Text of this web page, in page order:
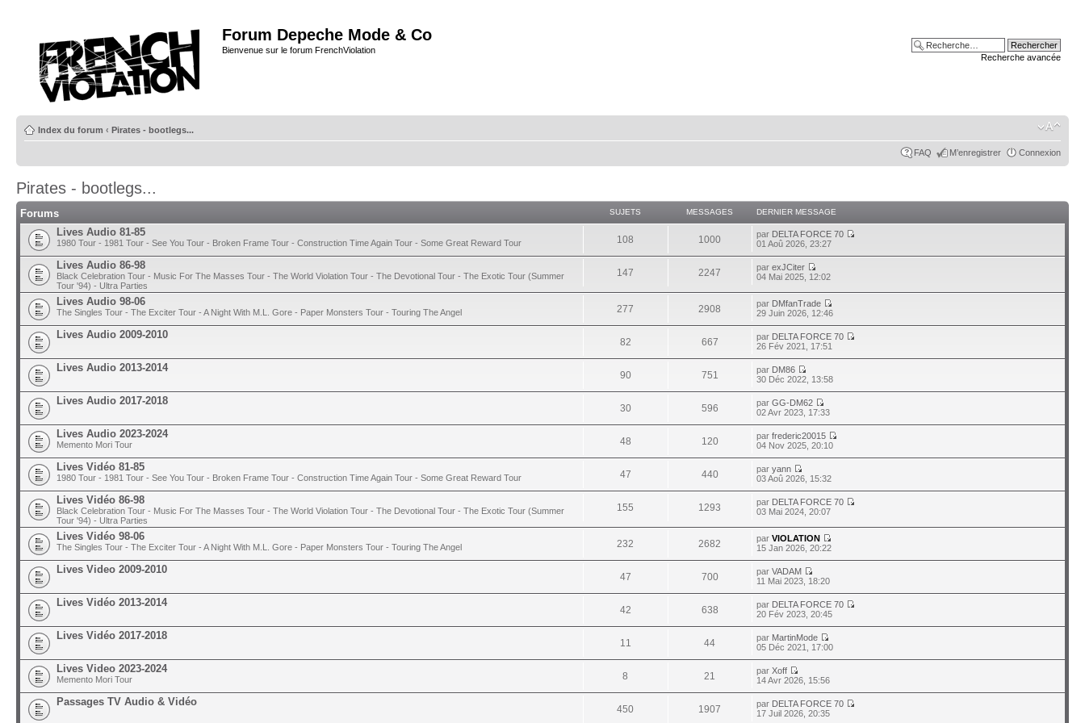
Forum Depeche Mode & Co
Bienvenue sur le forum FrenchViolation
Recherche avancée
Index du forum ‹ Pirates - bootlegs...
FAQ M’enregistrer Connexion
Pirates - bootlegs...
Forums SUJETS MESSAGES DERNIER MESSAGE
Lives Audio 81-85
1980 Tour - 1981 Tour - See You Tour - Broken Frame Tour - Construction Time Again Tour - Some Great Reward Tour 108 1000 par DELTA FORCE 70
01 Aoû 2026, 23:27
Lives Audio 86-98
Black Celebration Tour - Music For The Masses Tour - The World Violation Tour - The Devotional Tour - The Exotic Tour (Summer
Tour '94) - Ultra Parties
147 2247 parexJCiter
04 Mai 2025, 12:02
Lives Audio 98-06
The Singles Tour - The Exciter Tour - A Night With M.L. Gore - Paper Monsters Tour - Touring The Angel 277 2908 par DMfanTrade
29 Juin 2026, 12:46
Lives Audio 2009-2010
82 667 par DELTA FORCE 70
26 Fév 2021, 17:51
Lives Audio 2013-2014
90 751 par DM86
30 Déc 2022, 13:58
Lives Audio 2017-2018
30 596 parGG-DM62
02 Avr 2023, 17:33
Lives Audio 2023-2024
Memento Mori Tour 48 120 parfrederic20015
04 Nov 2025, 20:10
Lives Vidéo 81-85
1980 Tour - 1981 Tour - See You Tour - Broken Frame Tour - Construction Time Again Tour - Some Great Reward Tour 47 440 paryann
03 Aoû 2026, 15:32
Lives Vidéo 86-98
Black Celebration Tour - Music For The Masses Tour - The World Violation Tour - The Devotional Tour - The Exotic Tour (Summer
Tour '94) - Ultra Parties
155 1293 par DELTA FORCE 70
03 Mai 2024, 20:07
Lives Vidéo 98-06
The Singles Tour - The Exciter Tour - A Night With M.L. Gore - Paper Monsters Tour - Touring The Angel 232 2682 parVIOLATION
15 Jan 2026, 20:22
Lives Video 2009-2010
47 700 parVADAM
11 Mai 2023, 18:20
Lives Vidéo 2013-2014
42 638 par DELTA FORCE 70
20 Fév 2023, 20:45
Lives Vidéo 2017-2018
11 44 par MartinMode
05 Déc 2021, 17:00
Lives Video 2023-2024
Memento Mori Tour 8 21 parXoff
14 Avr 2026, 15:56
Passages TV Audio & Vidéo
450 1907 par DELTA FORCE 70
17 Juil 2026, 20:35